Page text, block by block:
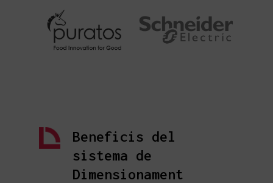
Beneficis del
sistema de
Dimensionament